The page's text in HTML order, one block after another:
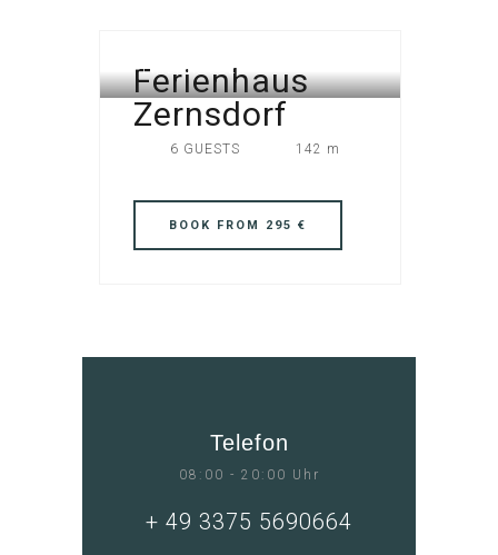
FERIENHÄUSER
Ferienhaus
Zernsdorf
6 GUESTS 142 m
BOOK FROM 295 €
Telefon
08:00 - 20:00 Uhr
+ 49 3375 5690664